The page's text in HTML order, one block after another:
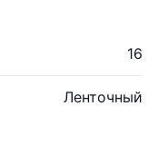
16
Ленточный